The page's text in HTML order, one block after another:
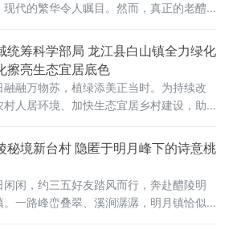
现代的繁华令人瞩目。然而，真正的老醴
巷之中。这里的青石板被岁月磨得发亮，
门满是斑驳沧桑，每一条古巷都藏着浓郁
火气，藏着深厚的文脉，藏着醴陵人数百
生活记忆，宛如一部部无言的史书，等待
们去翻阅。今天，就让我们一同走进醴陵
统筹科学部局 龙江县白山镇全力绿化
擦亮生态宜居底色
融融万物苏，植绿添美正当时。为持续改
村人居环境、加快生态宜居乡村建设，助
黄金时节，全面启动街道、村屯、道路沿
域绿化美化行动，通过大规模植绿、美
精细管护，镇村环境面貌焕然一新，生态
品质持续升级。本次绿化工作坚持全域统
科学布局，打破镇村区域界限，一体化规
台村 隐匿于明月峰下的诗意桃
闲闲，约三五好友踏风而行，奔赴醴陵明
。一路峰峦叠翠、溪涧潺潺，明月镇恰似